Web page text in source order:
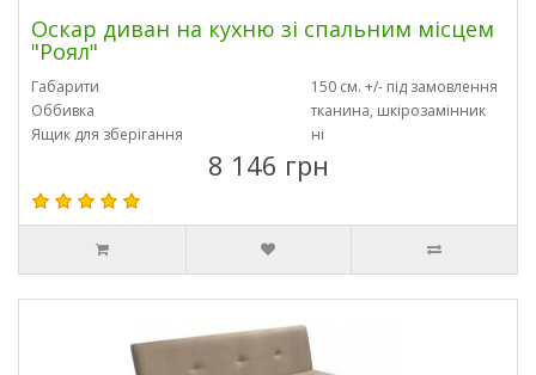
Оскар диван на кухню зі спальним місцем
"Роял"
Габарити
150 см. +/- під замовлення
Оббивка
тканина, шкірозамінник
Ящик для зберігання
ні
8 146 грн